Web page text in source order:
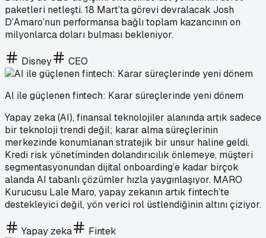
paketleri netleşti. 18 Mart’ta görevi devralacak Josh
D’Amaro’nun performansa bağlı toplam kazancının on
milyonlarca doları bulması bekleniyor.
Disney CEO
AI ile güçlenen fintech: Karar süreçlerinde yeni dönem
Yapay zeka (AI), finansal teknolojiler alanında artık sadece
bir teknoloji trendi değil; karar alma süreçlerinin
merkezinde konumlanan stratejik bir unsur haline geldi.
Kredi risk yönetiminden dolandırıcılık önlemeye, müşteri
segmentasyonundan dijital onboarding’e kadar birçok
alanda AI tabanlı çözümler hızla yaygınlaşıyor. MARO
Kurucusu Lale Maro, yapay zekanın artık fintech’te
destekleyici değil, yön verici rol üstlendiğinin altını çiziyor.
Yapay zeka Fintek